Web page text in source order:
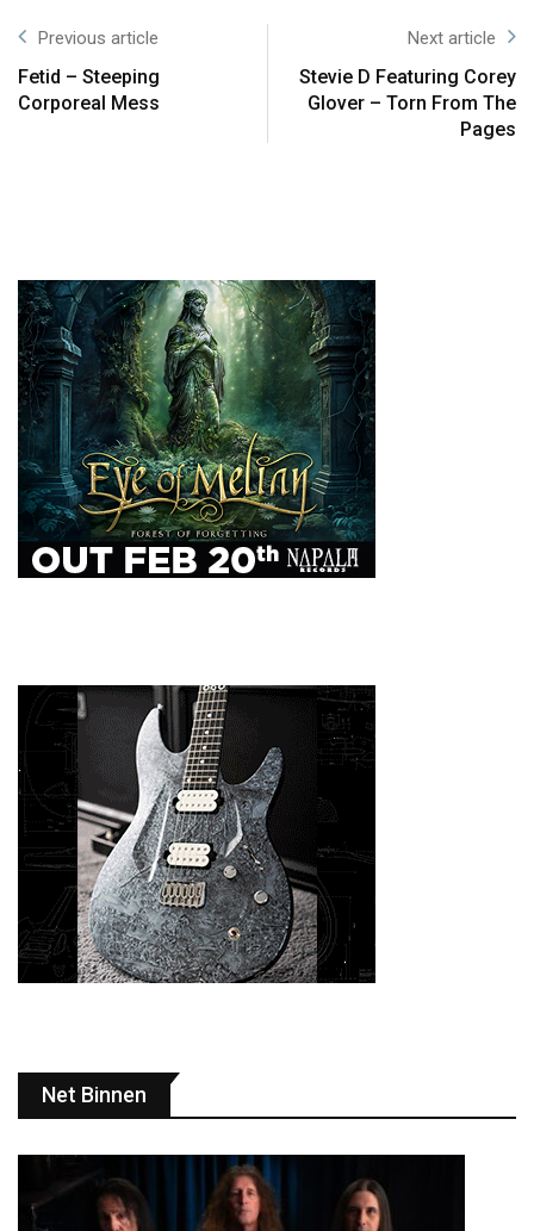
Previous article
Fetid – Steeping
Corporeal Mess
Next article
Stevie D Featuring Corey
Glover – Torn From The
Pages
Net Binnen